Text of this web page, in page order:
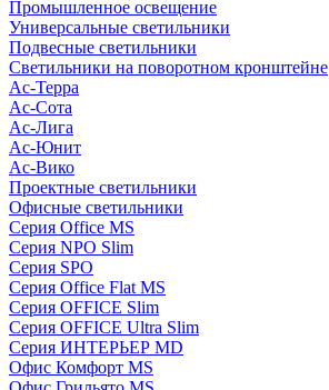
Промышленное освещение
Универсальные светильники
Подвесные светильники
Светильники на поворотном кронштейне
Ас-Терра
Ас-Сота
Ас-Лига
Ас-Юнит
Ас-Вико
Проектные светильники
Офисные светильники
Серия Office MS
Серия NPO Slim
Серия SPO
Серия Office Flat MS
Серия OFFICE Slim
Серия OFFICE Ultra Slim
Серия ИНТЕРЬЕР MD
Офис Комфорт MS